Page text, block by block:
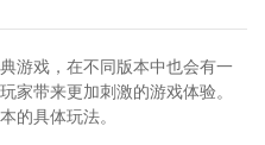
游戏，在不同版本中也会有一
家带来更加刺激的游戏体验。
的具体玩法。